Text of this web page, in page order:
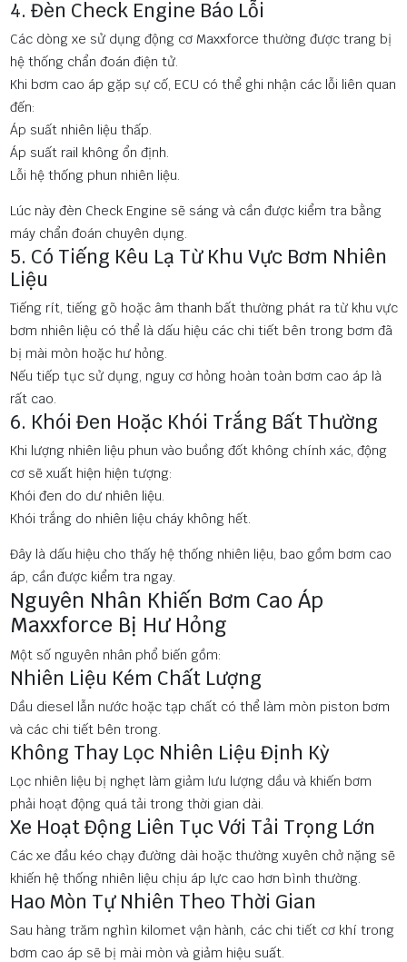
4. Đèn Check Engine Báo Lỗi
Các dòng xe sử dụng động cơ Maxxforce thường được trang bị
hệ thống chẩn đoán điện tử.
Khi bơm cao áp gặp sự cố, ECU có thể ghi nhận các lỗi liên quan
đến:
Áp suất nhiên liệu thấp.
Áp suất rail không ổn định.
Lỗi hệ thống phun nhiên liệu.
Lúc này đèn Check Engine sẽ sáng và cần được kiểm tra bằng
máy chẩn đoán chuyên dụng.
5. Có Tiếng Kêu Lạ Từ Khu Vực Bơm Nhiên
Liệu
Tiếng rít, tiếng gõ hoặc âm thanh bất thường phát ra từ khu vực
bơm nhiên liệu có thể là dấu hiệu các chi tiết bên trong bơm đã
bị mài mòn hoặc hư hỏng.
Nếu tiếp tục sử dụng, nguy cơ hỏng hoàn toàn bơm cao áp là
rất cao.
6. Khói Đen Hoặc Khói Trắng Bất Thường
Khi lượng nhiên liệu phun vào buồng đốt không chính xác, động
cơ sẽ xuất hiện hiện tượng:
Khói đen do dư nhiên liệu.
Khói trắng do nhiên liệu cháy không hết.
Đây là dấu hiệu cho thấy hệ thống nhiên liệu, bao gồm bơm cao
áp, cần được kiểm tra ngay.
Nguyên Nhân Khiến Bơm Cao Áp
Maxxforce Bị Hư Hỏng
Một số nguyên nhân phổ biến gồm:
Nhiên Liệu Kém Chất Lượng
Dầu diesel lẫn nước hoặc tạp chất có thể làm mòn piston bơm
và các chi tiết bên trong.
Không Thay Lọc Nhiên Liệu Định Kỳ
Lọc nhiên liệu bị nghẹt làm giảm lưu lượng dầu và khiến bơm
phải hoạt động quá tải trong thời gian dài.
Xe Hoạt Động Liên Tục Với Tải Trọng Lớn
Các xe đầu kéo chạy đường dài hoặc thường xuyên chở nặng sẽ
khiến hệ thống nhiên liệu chịu áp lực cao hơn bình thường.
Hao Mòn Tự Nhiên Theo Thời Gian
Sau hàng trăm nghìn kilomet vận hành, các chi tiết cơ khí trong
bơm cao áp sẽ bị mài mòn và giảm hiệu suất.